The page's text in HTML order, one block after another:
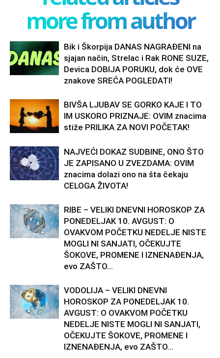
more from author
Bik i Škorpija DANAS NAGRAĐENI na
sjajan način, Strelac i Rak RONE SUZE,
Devica DOBIJA PORUKU, dok će OVE
znakove SREĆA POGLEDATI!
BIVŠA LJUBAV SE GORKO KAJE I TO
IM USKORO PRIZNAJE: OVIM znacima
stiže PRILIKA ZA NOVI POČETAK!
NAJVEĆI DOKAZ SUDBINE, ONO ŠTO
JE ZAPISANO U ZVEZDAMA: OVIM
znacima dolazi ono na šta čekaju
CELOGA ŽIVOTA!
RIBE – VELIKI DNEVNI HOROSKOP ZA
PONEDELJAK 10. AVGUST: O
OVAKVOM POČETKU NEDELJE NISTE
MOGLI NI SANJATI, OČEKUJTE
ŠOKOVE, PROMENE I IZNENAĐENJA,
evo ZAŠTO...
VODOLIJA – VELIKI DNEVNI
HOROSKOP ZA PONEDELJAK 10.
AVGUST: O OVAKVOM POČETKU
NEDELJE NISTE MOGLI NI SANJATI,
OČEKUJTE ŠOKOVE, PROMENE I
IZNENAĐENJA, evo ZAŠTO...